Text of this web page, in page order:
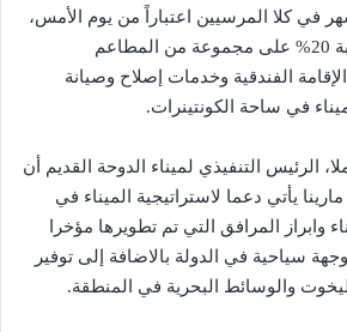
في كلا المرسيين اعتباراً من يوم الأمس،
بالإضافة إلى خصم بنسبة 20% على مجموعة من المطاعم
الفندقية وخدمات إصلاح وصيانة
في ساحة الكونتينرات.
الرئيس التنفيذي لميناء الدوحة القديم أن
يأتي دعما لاستراتيجية الميناء في
وابراز المرافق التي تم تطويرها مؤخرا
سياحية في الدولة بالاضافة إلى توفير
والوسائط البحرية في المنطقة.